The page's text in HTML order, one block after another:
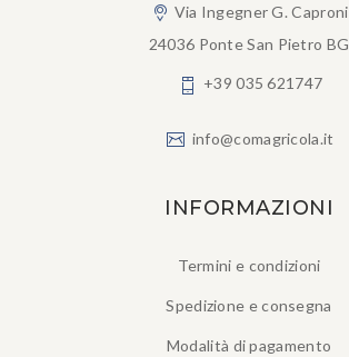
Via Ingegner G. Caproni
24036 Ponte San Pietro BG
+39 035 621747
info@comagricola.it
INFORMAZIONI
Termini e condizioni
Spedizione e consegna
Modalità di pagamento